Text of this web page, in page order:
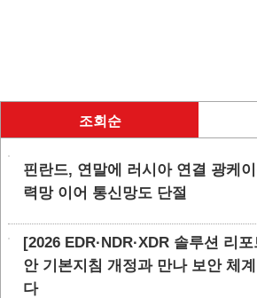
조회순
핀란드, 연말에 러시아 연결 광케
력망 이어 통신망도 단절
[2026 EDR·NDR·XDR 솔루션 리
안 기본지침 개정과 만나 보안 체
다